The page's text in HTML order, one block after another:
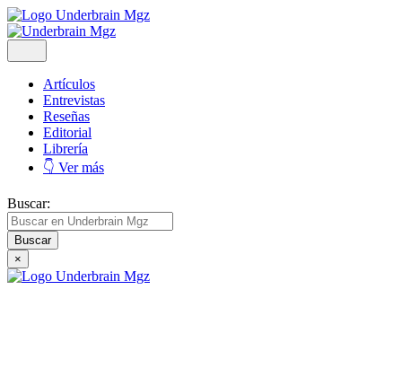
Artículos
Entrevistas
Reseñas
Editorial
Librería
👇 Ver más
Buscar:
×